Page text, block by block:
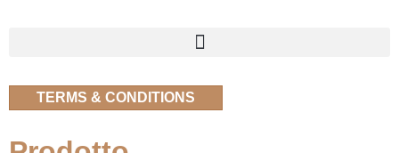
TERMS & CONDITIONS